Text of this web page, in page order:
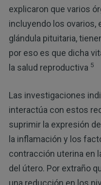
explicaron que varios
incluyendo los ovarios,
glándula pituitaria,
por eso es que dicha
la salud reproductiva 5
Las investigaciones
interactúa con estos
suprimir la expresión
la inflamación y los
contracción uterina en
del útero. Por extraño
una reducción en los